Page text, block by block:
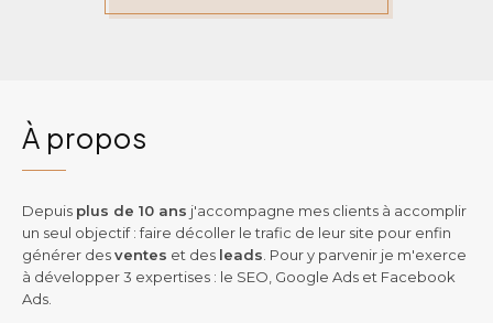
À propos
Depuis plus de 10 ans j'accompagne mes clients à accomplir
un seul objectif : faire décoller le trafic de leur site pour enfin
générer desventes et des leads . Pour y parvenir je m'exerce
à développer 3 expertises : le SEO, Google Ads et Facebook
Ads.